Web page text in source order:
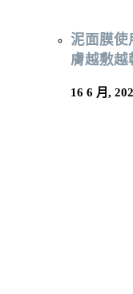
泥面膜使
膚越敷越
16 6 月,